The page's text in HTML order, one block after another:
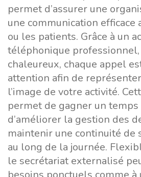
permet d’assurer une
une communication efficace
ou les patients. Grâce à un
téléphonique
chaleureux, chaque appel
attention afin de
l’image de votre activité.
permet de gagner un temps
d’améliorer la gestion des
maintenir une continuité de
au long de la journée.
le secrétariat externalisé